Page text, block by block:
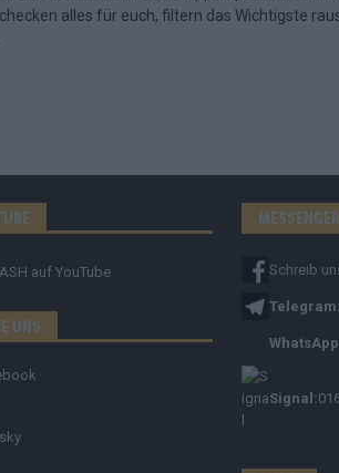
alles für euch, filtern das Wichtigste
auf YouTube
UNS
MESSENGER
Schreib
Telegram:
Signal: